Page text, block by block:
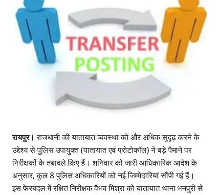
​रायपुर। राजधानी की यातायात व्यवस्था को और अधिक सुदृढ़ करने के
उद्देश्य से पुलिस उपायुक्त (यातायात एवं प्रोटोकॉल) ने बड़े पैमाने पर
निरीक्षकों के तबादले किए हैं। शनिवार को जारी आधिकारिक आदेश के
अनुसार, कुल 8 पुलिस अधिकारियों को नई जिम्मेदारियां सौंपी गई हैं।
​इस फेरबदल में रक्षित निरीक्षक वैभव मिश्रा को यातायात थाना भनपुरी से